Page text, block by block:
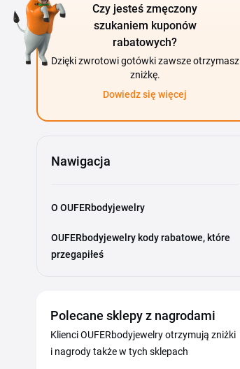
Czy jesteś zmęczony
szukaniem kuponów
rabatowych?
Dzięki zwrotowi gotówki zawsze otrzymasz
zniżkę.
Dowiedz się więcej
Nawigacja
O OUFERbodyjewelry
OUFERbodyjewelry kody rabatowe, które
przegapiłeś
Polecane sklepy z nagrodami
Klienci OUFERbodyjewelry otrzymują zniżki
i nagrody także w tych sklepach